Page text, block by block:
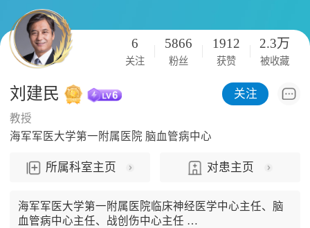
6
关注
5866
粉丝
1912
获赞
2.3万
被收藏
刘建民 关注
教授
海军军医大学第一附属医院 脑血管病中心
所属科室主页 对患主页
海军军医大学第一附属医院临床神经医学中心主任、脑
血管病中心主任、战创伤中心主任